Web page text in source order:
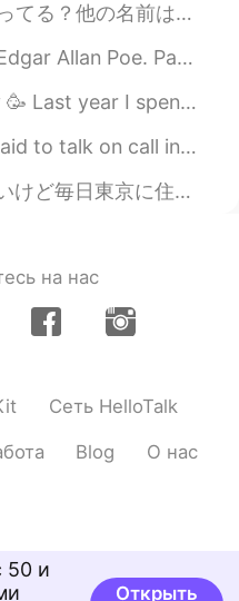
みます。
2020.03.08 12:42
2020.03.08 12:40
た。カナダにとって、昔にネイティブ人と言うけど、今ファーストネイションの人と言う。...
the elms we parted, By the lowl...
in Japan, seeing the autumn leaves and go...
I never practice speaking and...
った。 I came from absolutely nothing. だから、一生懸命に生きている。...
на нас
Сеть HelloTalk
Blog О нас
50 и
Открыть